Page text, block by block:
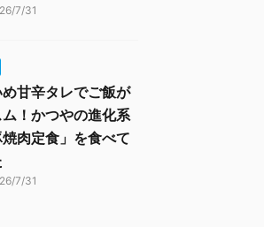
7/31
甘辛タレでご飯が
ム！かつやの進化系
焼肉定食」を食べて
7/31